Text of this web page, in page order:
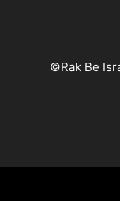
©Rak Be